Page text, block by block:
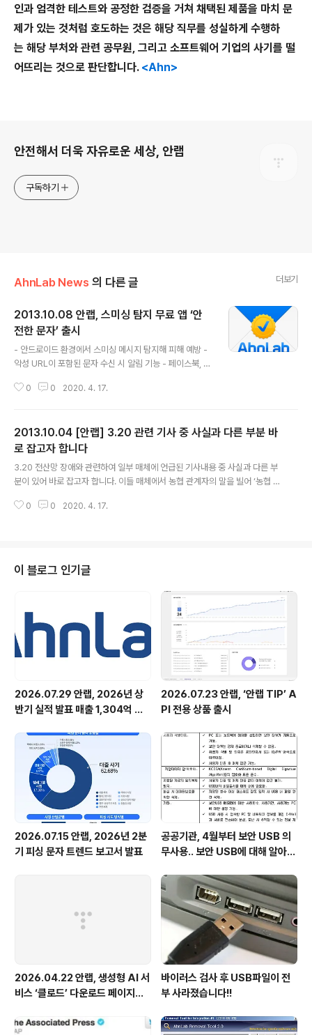
인과 엄격한 테스트와 공정한 검증을 거쳐 채택된 제품을 마치 문
제가 있는 것처럼 호도하는 것은 해당 직무를 성실하게 수행하
는 해당 부처와 관련 공무원, 그리고 소프트웨어 기업의 사기를 떨
어뜨리는 것으로 판단합니다. <Ahn>
안전해서 더욱 자유로운 세상, 안랩
구독하기
AhnLab News 의 다른 글 더보기
2013.10.08 안랩, 스미싱 탐지 무료 앱 ‘안
전한 문자’ 출시
- 안드로이드 환경에서 스미싱 메시지 탐지해 피해 예방 -
악성 URL이 포함된 문자 수신 시 알림 기능 - 페이스북, 트
부도 확인 - ‘알 수 없는 소스(출처) 허용’ 기능을 설정 시 경
등 스미싱 피해가 심각해지는 가운데 스미싱 탐지 전용 무
료 앱이 개발돼 관심을 모으고 있다. 안랩(대표 김홍선, w
ww.ahnlab.com)은 8일, 스미싱(Smishing, 문자메시
지를 이용한 사기수법) 피해를 막아주는 안드로이드 기반
하 안전한 문자)’를 개발해, 구글 플레이(htt..
0 0 2020. 4. 17.
2013.10.04 [안랩] 3.20 관련 기사 중 사실과 다른 부분 바
로 잡고자 합니다
3.20 전산망 장애와 관련하여 일부 매체에 언급된 기사내용 중 사실과 다른 부
분이 있어 바로 잡고자 합니다. 이들 매체에서 농협 관계자의 말을 빌어 ‘농협 중
구체적인 피해보상 협상금액을 전달했다’는 기사내용은 사실이 아닙니다. 안랩
제시 주장 관련 안랩은 3.20 전산망 장애와 관련하여 구체적인 피해금액이 명
시(50억+’α’)된 피해보상요구를 받은 바 없습니다. 이와 관련하여 공식문서를
0 0 2020. 4. 17.
이 블로그 인기글
2026.07.29 안랩, 2026년 상
반기 실적 발표 매출 1,304억 원,
2026.07.23 안랩, ‘안랩 TIP’ A
PI 전용 상품 출시
2026.07.15 안랩, 2026년 2분
기 피싱 문자 트렌드 보고서 발표
공공기관, 4월부터 보안 USB 의
무사용.. 보안 USB에 대해 알아봅
2026.04.22 안랩, 생성형 AI 서
비스 ‘클로드’ 다운로드 페이지로
바이러스 검사 후 USB파일이 전
부 사라졌습니다!!